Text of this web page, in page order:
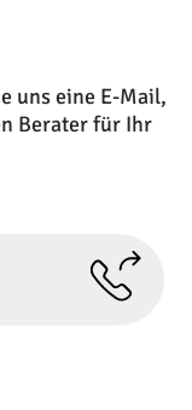
uns eine E-Mail,
Berater für Ihr